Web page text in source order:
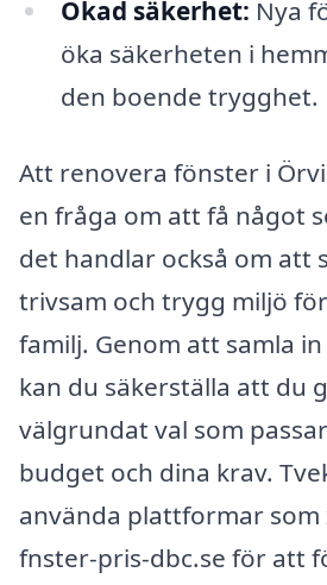
Ökad säkerhet: Nya
öka säkerheten i
den boende trygghet.
Att renovera fönster i
en fråga om att få något
det handlar också om att
trivsam och trygg miljö
familj. Genom att samla
kan du säkerställa att du
välgrundat val som
budget och dina krav.
använda plattformar
fnster-pris-dbc.se för att